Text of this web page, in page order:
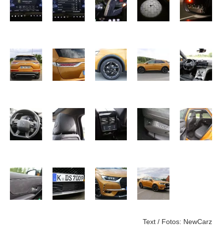
Text / Fotos: NewCarz